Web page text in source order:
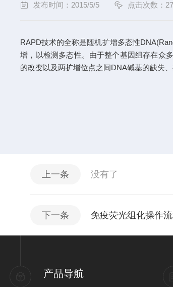
发布时间：2015/5/5 点击次数：
RAPD技术的全称是随机扩增多态性
增，以检测多态性。由于整个基因组存在众
的改变以及两扩增位点之间DNA碱基的缺失
上一条 没有了
下一条 免疫荧光组化操作
产品导航